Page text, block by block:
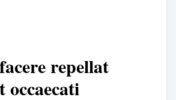
repellat
occaecati